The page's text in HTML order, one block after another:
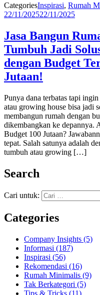
CategoriesInspirasi, Rumah
22/11/202522/11/2025
Jasa Bangun
Tumbuh Jadi
dengan Budget
Jutaan!
Punya dana terbatas tapi
atau growing house bisa jadi
membangun rumah dengan
dikembangkan ke depannya.
Budget 100 Jutaan?
tepat. Salah satunya adalah
tumbuh atau growing […]
Search
Cari untuk:
Categories
Company Insights (5)
Informasi (187)
Inspirasi (56)
Rekomendasi (16)
Rumah Minimalis (9)
Tak Berkategori (5)
Tips & Tricks (11)